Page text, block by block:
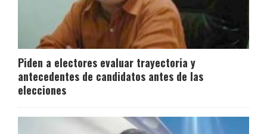
Piden a electores evaluar trayectoria y
antecedentes de candidatos antes de las
elecciones